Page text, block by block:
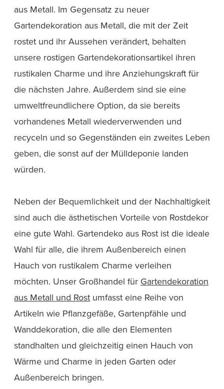
aus Metall. Im Gegensatz zu neuer
Gartendekoration aus Metall, die mit der Zeit
rostet und ihr Aussehen verändert, behalten
unsere rostigen Gartendekorationsartikel ihren
rustikalen Charme und ihre Anziehungskraft für
die nächsten Jahre. Außerdem sind sie eine
umweltfreundlichere Option, da sie bereits
vorhandenes Metall wiederverwenden und
recyceln und so Gegenständen ein zweites Leben
geben, die sonst auf der Mülldeponie landen
würden.
Neben der Bequemlichkeit und der Nachhaltigkeit
sind auch die ästhetischen Vorteile von Rostdekor
eine gute Wahl. Gartendeko aus Rost ist die ideale
Wahl für alle, die ihrem Außenbereich einen
Hauch von rustikalem Charme verleihen
möchten. Unser Großhandel für Gartendekoration
aus Metall und Rost umfasst eine Reihe von
Artikeln wie Pflanzgefäße, Gartenpfähle und
Wanddekoration, die alle den Elementen
standhalten und gleichzeitig einen Hauch von
Wärme und Charme in jeden Garten oder
Außenbereich bringen.